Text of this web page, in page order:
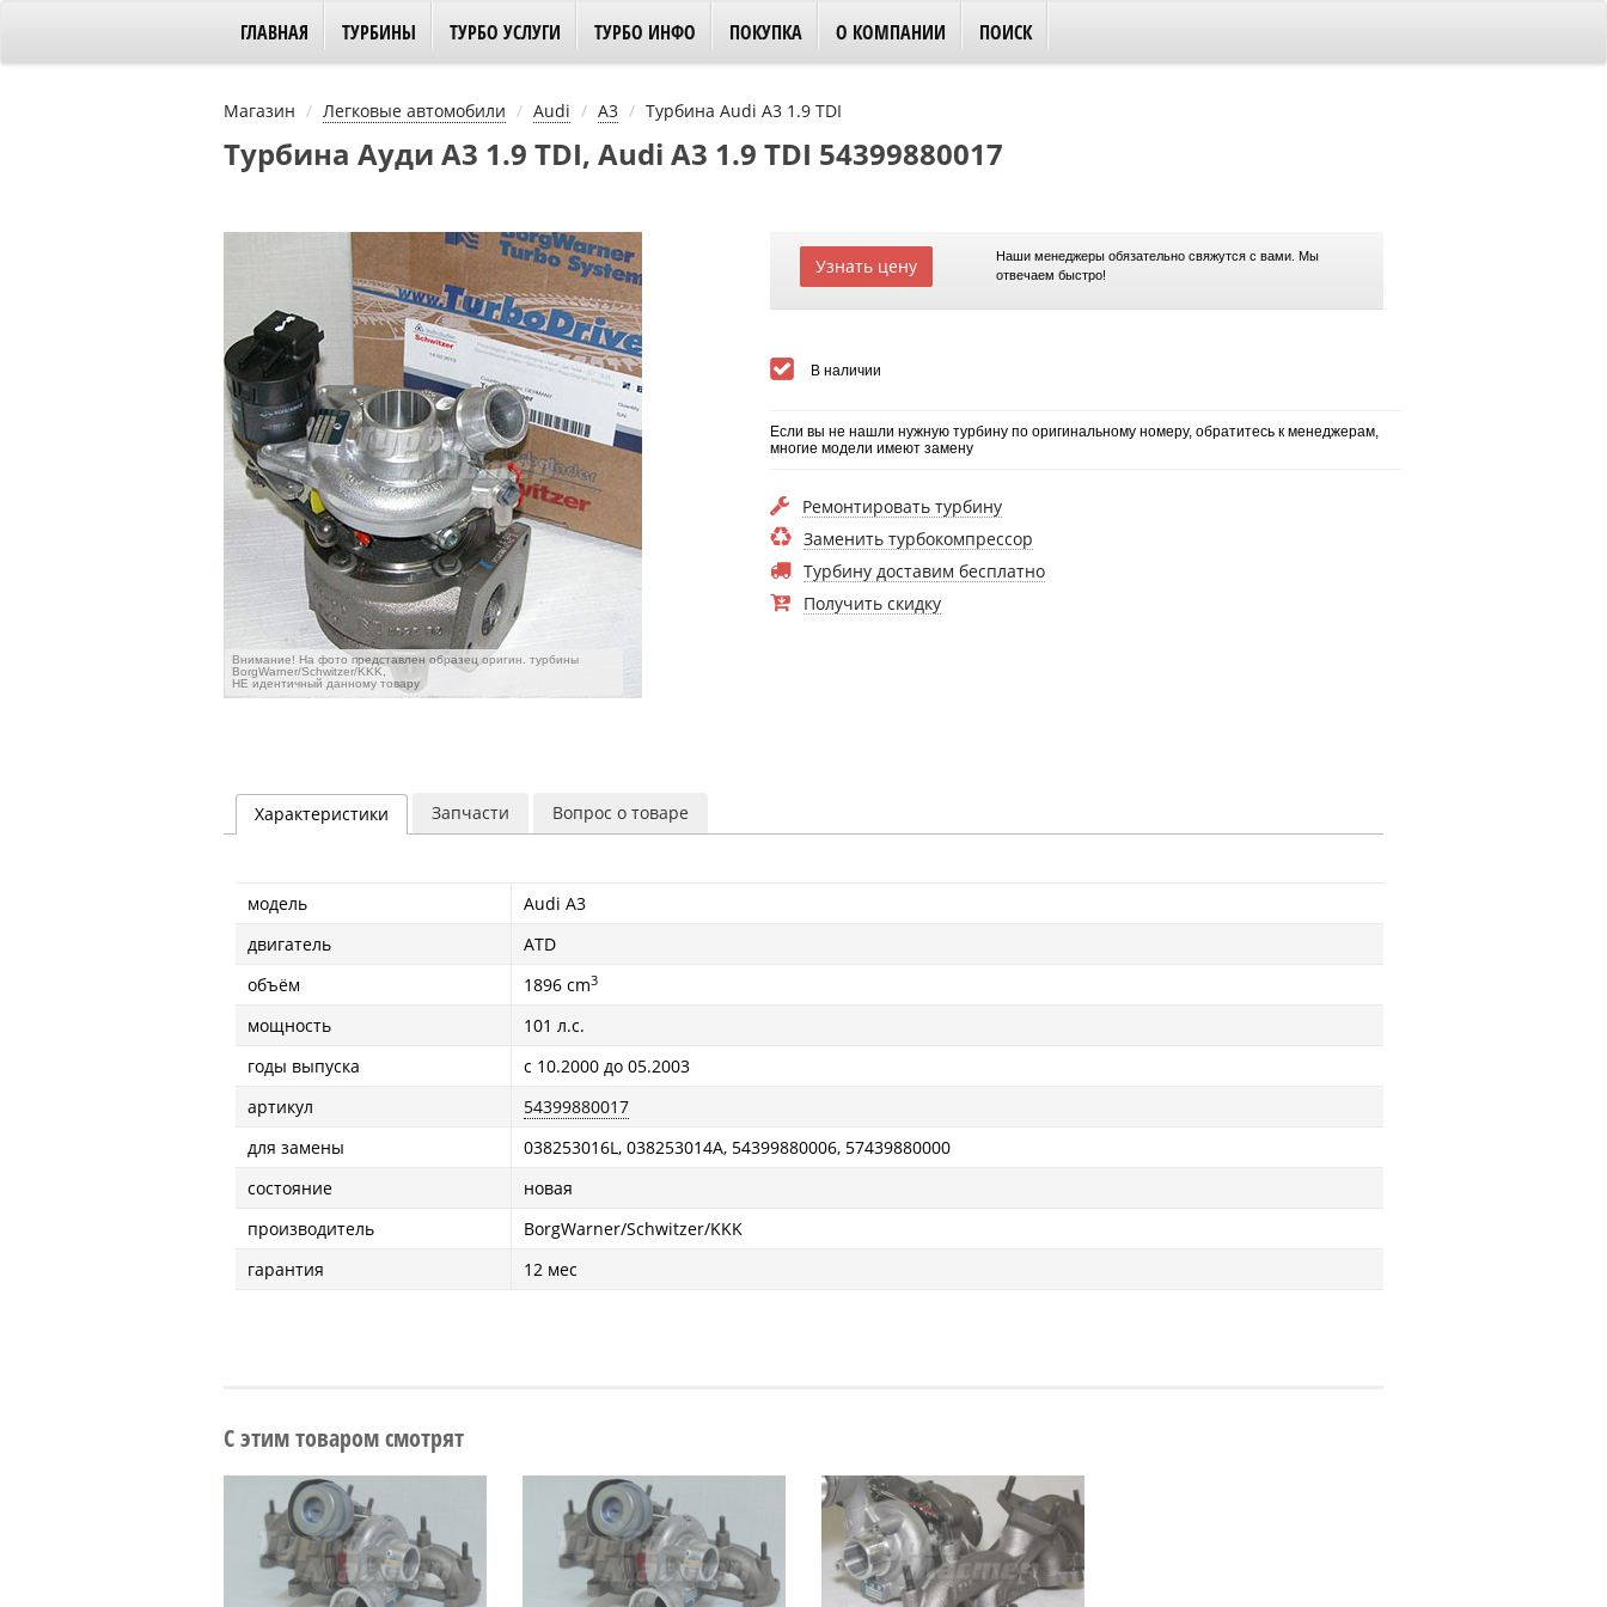
ГЛАВНАЯ ТУРБИНЫ ТУРБО УСЛУГИ ТУРБО ИНФО ПОКУПКА О КОМПАНИИ ПОИСК
Магазин Легковые автомобили Audi A3 Турбина Audi A3 1.9 TDI
Турбина Ауди А3 1.9 TDI, Audi A3 1.9 TDI 54399880017
Внимание! На фото представлен образец оригин. турбины
BorgWarner/Schwitzer/KKK,
НЕ идентичный данному товару
Узнать цену
Наши менеджеры обязательно свяжутся с вами. Мы
отвечаем быстро!
В наличии
Если вы не нашли нужную турбину по оригинальному номеру, обратитесь к менеджерам,
многие модели имеют замену
Ремонтировать турбину
Заменить турбокомпрессор
Турбину доставим бесплатно
Получить скидку
Характеристики Запчасти Вопрос о товаре
модель
Audi A3
двигатель
ATD
объём
1896 cm3
мощность
101 л.с.
годы выпуска
с 10.2000 до 05.2003
артикул
54399880017
для замены
038253016L, 038253014A, 54399880006, 57439880000
состояние
новая
производитель
BorgWarner/Schwitzer/KKK
гарантия
12 мес
С этим товаром смотрят